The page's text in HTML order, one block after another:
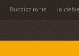
Budzisz mnie Ja ciebie